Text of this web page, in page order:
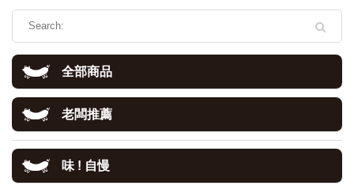
全部商品
老闆推薦
味 ! 自慢